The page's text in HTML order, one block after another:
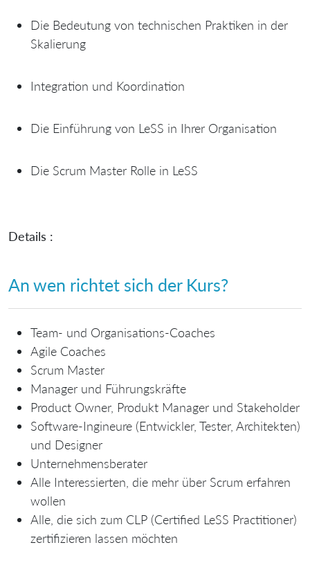
Die Bedeutung von technischen Praktiken in der
Skalierung
Integration und Koordination
Die Einführung von LeSS in Ihrer Organisation
Die Scrum Master Rolle in LeSS
Details :
An wen richtet sich der Kurs?
Team- und Organisations-Coaches
Agile Coaches
Scrum Master
Manager und Führungskräfte
Product Owner, Produkt Manager und Stakeholder
Software-Ingineure (Entwickler, Tester, Architekten)
und Designer
Unternehmensberater
Alle Interessierten, die mehr über Scrum erfahren
wollen
Alle, die sich zum CLP (Certified LeSS Practitioner)
zertifizieren lassen möchten